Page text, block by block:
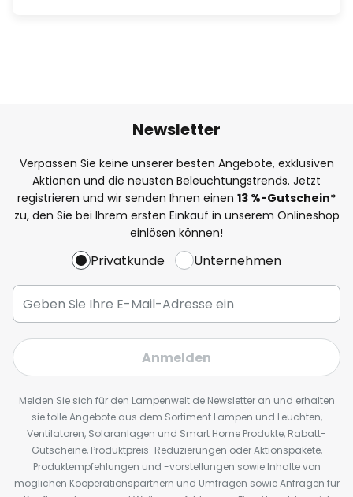
Newsletter
Verpassen Sie keine unserer besten Angebote, exklusiven
Aktionen und die neusten Beleuchtungstrends. Jetzt
registrieren und wir senden Ihnen einen 13 %-Gutschein*
zu, den Sie bei Ihrem ersten Einkauf in unserem Onlineshop
einlösen können!
Privatkunde Unternehmen
Anmelden
Melden Sie sich für den Lampenwelt.de Newsletter an und erhalten
sie tolle Angebote aus dem Sortiment Lampen und Leuchten,
Ventilatoren, Solaranlagen und Smart Home Produkte, Rabatt-
Gutscheine, Produktpreis-Reduzierungen oder Aktionspakete,
Produktempfehlungen und -vorstellungen sowie Inhalte von
möglichen Kooperationspartnern und Umfragen sowie Anfragen für